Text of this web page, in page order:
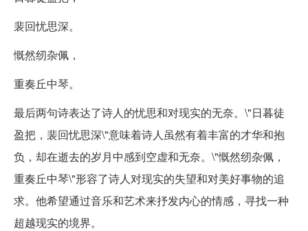
裴回忧思深。
慨然纫杂佩，
重奏丘中琴。
最后两句诗表达了诗人的忧思和对现实的无奈。\"日暮徒
盈把，裴回忧思深\"意味着诗人虽然有着丰富的才华和抱
负，却在逝去的岁月中感到空虚和无奈。\"慨然纫杂佩，
重奏丘中琴\"形容了诗人对现实的失望和对美好事物的追
求。他希望通过音乐和艺术来抒发内心的情感，寻找一种
超越现实的境界。